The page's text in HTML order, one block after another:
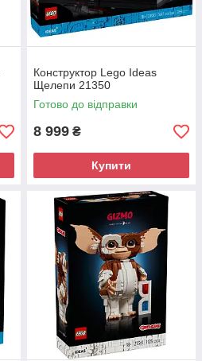
Конструктор Lego Ideas
Щелепи 21350
Готово до відправки
8 999 ₴
Купити